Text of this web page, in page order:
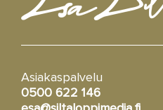
Asiakaspalvelu
0500 622 146